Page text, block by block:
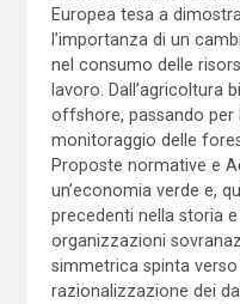
Europea tesa a
l’importanza di un
nel consumo delle
lavoro. Dall’agricoltura
offshore, passando per
monitoraggio delle
Proposte normative e
un’economia verde e,
precedenti nella storia
organizzazioni
simmetrica spinta verso
razionalizzazione dei